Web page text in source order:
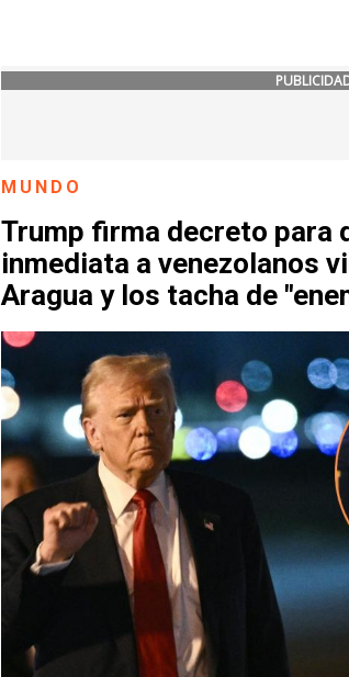
MUNDO
Trump firma decreto para
inmediata a venezolanos
Aragua y los tacha de